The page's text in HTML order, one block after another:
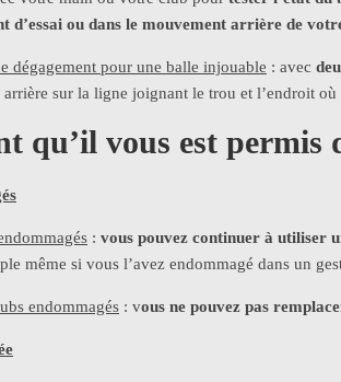
d’essai ou dans le mouvement arrière de
dégagement pour une balle injouable : avec
sur la ligne joignant le trou et l’endroit
qu’il vous est permis
: vous pouvez continuer à utiliser
même si vous l’avez endommagé dans un
endommagés : vous ne pouvez pas